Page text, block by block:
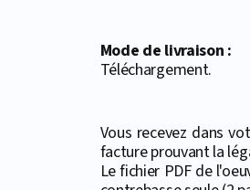
Mode de livraison :
Téléchargement.
Vous recevez dans
facture prouvant la
Le fichier PDF de